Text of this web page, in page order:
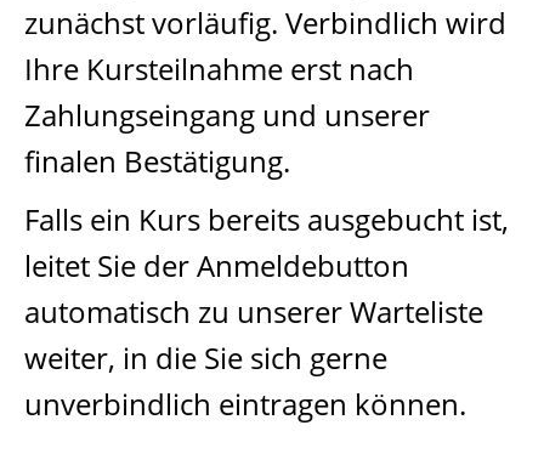
zunächst vorläufig. Verbindlich wird
Ihre Kursteilnahme erst nach
Zahlungseingang und unserer
finalen Bestätigung.
Falls ein Kurs bereits ausgebucht ist,
leitet Sie der Anmeldebutton
automatisch zu unserer Warteliste
weiter, in die Sie sich gerne
unverbindlich eintragen können.